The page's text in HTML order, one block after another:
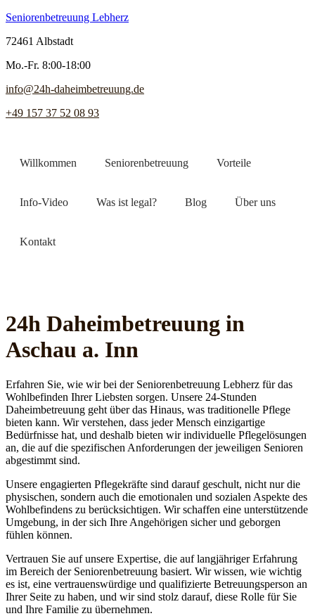
Seniorenbetreuung Lebherz
72461 Albstadt
Mo.-Fr. 8:00-18:00
info@24h-daheimbetreuung.de
+49 157 37 52 08 93
Willkommen Seniorenbetreuung Vorteile
Info-Video Was ist legal? Blog Über uns
Kontakt
24h Daheim­betreuung in
Aschau a. Inn
Erfahren Sie, wie wir bei der Seniorenbetreuung Lebherz für das
Wohlbefinden Ihrer Liebsten sorgen. Unsere 24-Stunden
Daheimbetreuung geht über das Hinaus, was traditionelle Pflege
bieten kann. Wir verstehen, dass jeder Mensch einzigartige
Bedürfnisse hat, und deshalb bieten wir individuelle Pflegelösungen
an, die auf die spezifischen Anforderungen der jeweiligen Senioren
abgestimmt sind.
Unsere engagierten Pflegekräfte sind darauf geschult, nicht nur die
physischen, sondern auch die emotionalen und sozialen Aspekte des
Wohlbefindens zu berücksichtigen. Wir schaffen eine unterstützende
Umgebung, in der sich Ihre Angehörigen sicher und geborgen
fühlen können.
Vertrauen Sie auf unsere Expertise, die auf langjähriger Erfahrung
im Bereich der Seniorenbetreuung basiert. Wir wissen, wie wichtig
es ist, eine vertrauenswürdige und qualifizierte Betreuungsperson an
Ihrer Seite zu haben, und wir sind stolz darauf, diese Rolle für Sie
und Ihre Familie zu übernehmen.